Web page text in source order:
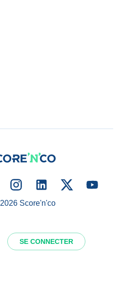
SE CONNECTER
2026Score'n'co